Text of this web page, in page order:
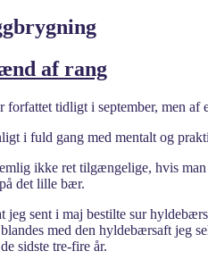
af rang
tidligt i september, men af
i fuld gang med mentalt og
ikke ret tilgængelige, hvis man
det lille bær.
jeg sent i maj bestilte sur
med den hyldebærsaft jeg
sidste tre-fire år.